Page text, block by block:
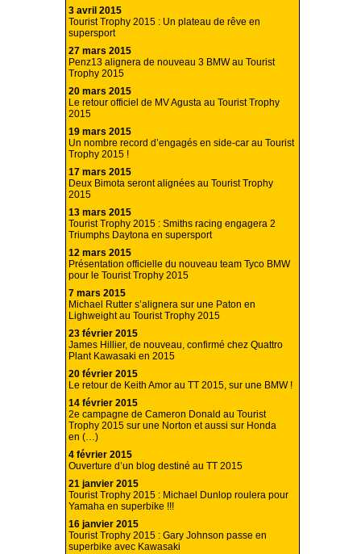
3 avril 2015
Tourist Trophy 2015 : Un plateau de rêve en
supersport
27 mars 2015
Penz13 alignera de nouveau 3 BMW au Tourist
Trophy 2015
20 mars 2015
Le retour officiel de MV Agusta au Tourist Trophy
2015
19 mars 2015
Un nombre record d’engagés en side-car au Tourist
Trophy 2015 !
17 mars 2015
Deux Bimota seront alignées au Tourist Trophy
2015
13 mars 2015
Tourist Trophy 2015 : Smiths racing engagera 2
Triumphs Daytona en supersport
12 mars 2015
Présentation officielle du nouveau team Tyco BMW
pour le Tourist Trophy 2015
7 mars 2015
Michael Rutter s’alignera sur une Paton en
Lighweight au Tourist Trophy 2015
23 février 2015
James Hillier, de nouveau, confirmé chez Quattro
Plant Kawasaki en 2015
20 février 2015
Le retour de Keith Amor au TT 2015, sur une BMW !
14 février 2015
2e campagne de Cameron Donald au Tourist
Trophy 2015 sur une Norton et aussi sur Honda
en (…)
4 février 2015
Ouverture d’un blog destiné au TT 2015
21 janvier 2015
Tourist Trophy 2015 : Michael Dunlop roulera pour
Yamaha en superbike !!!
16 janvier 2015
Tourist Trophy 2015 : Gary Johnson passe en
superbike avec Kawasaki